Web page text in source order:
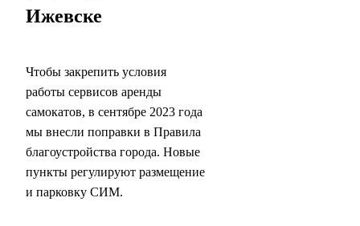
Ижевске
Чтобы закрепить условия
работы сервисов аренды
самокатов, в сентябре 2023 года
мы внесли поправки в Правила
благоустройства города. Новые
пункты регулируют размещение
и парковку СИМ.